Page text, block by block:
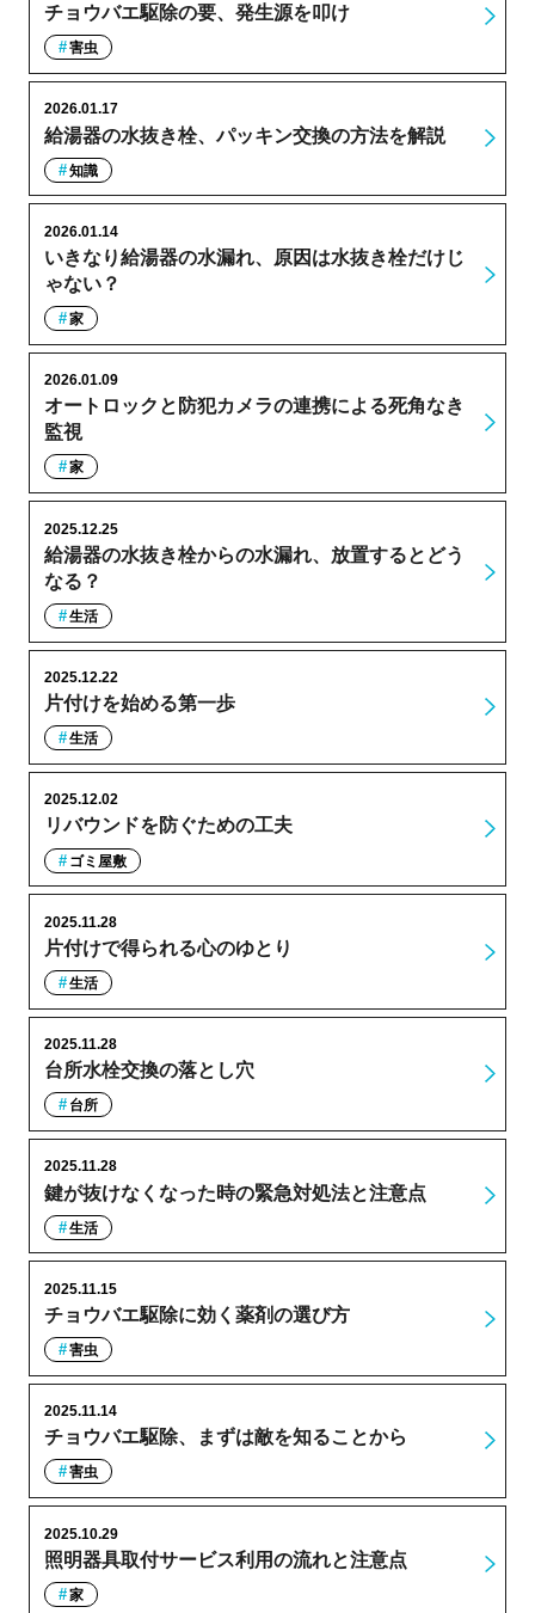
チョウバエ駆除の要、発生源を叩け
害虫
給湯器の水抜き栓、パッキン交換の方法を解説
2026.01.17
知識
いきなり給湯器の水漏れ、原因は水抜き栓だけじ
ゃない？
2026.01.14
家
オートロックと防犯カメラの連携による死角なき
監視
2026.01.09
家
給湯器の水抜き栓からの水漏れ、放置するとどう
なる？
2025.12.25
生活
片付けを始める第一歩
2025.12.22
生活
リバウンドを防ぐための工夫
2025.12.02
ゴミ屋敷
片付けで得られる心のゆとり
2025.11.28
生活
台所水栓交換の落とし穴
2025.11.28
台所
鍵が抜けなくなった時の緊急対処法と注意点
2025.11.28
生活
チョウバエ駆除に効く薬剤の選び方
2025.11.15
害虫
チョウバエ駆除、まずは敵を知ることから
2025.11.14
害虫
照明器具取付サービス利用の流れと注意点
2025.10.29
家